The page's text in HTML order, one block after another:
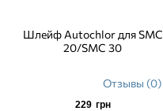
Шлейф Autochlor для SMC
20/SMC 30
Отзывы (0)
229 грн